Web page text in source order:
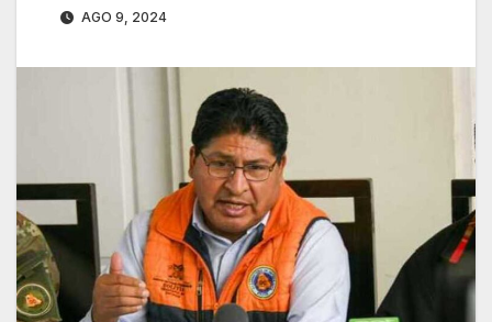
AGO 9, 2024